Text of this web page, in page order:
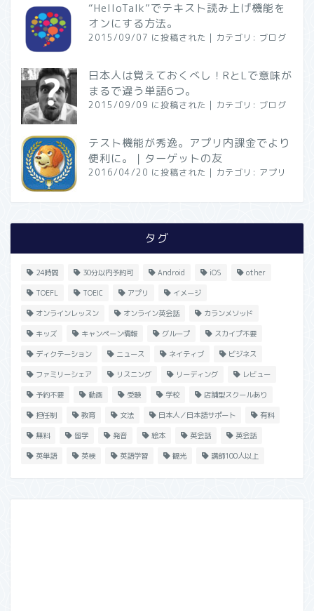
“HelloTalk”でテキスト読み上げ機能を
オンにする方法。
2015/09/07 に投稿された | カテゴリ: ブログ
日本人は覚えておくべし！RとLで意味が
まるで違う単語6つ。
2015/09/09 に投稿された | カテゴリ: ブログ
テスト機能が秀逸。アプリ内課金でより
便利に。｜ターゲットの友
2016/04/20 に投稿された | カテゴリ: アプリ
タグ
24時間 30分以内予約可 Android iOS other
TOEFL TOEIC アプリ イメージ
オンラインレッスン オンライン英会話 カランメソッド
キッズ キャンペーン情報 グループ スカイプ不要
ディクテーション ニュース ネイティブ ビジネス
ファミリーシェア リスニング リーディング レビュー
予約不要 動画 受験 学校 店舗型スクールあり
担任制 教育 文法 日本人／日本語サポート 有料
無料 留学 発音 絵本 英会話 英会話
英単語 英検 英語学習 観光 講師100人以上